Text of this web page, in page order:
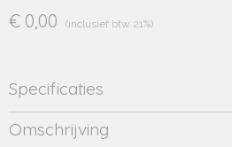
€ 0,00 (inclusief btw 21%)
Specificaties
Productcode
LIL-1940
Omschrijving